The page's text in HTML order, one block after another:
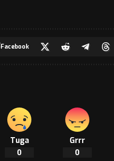
Facebook
Tuga
0
Grrr
0